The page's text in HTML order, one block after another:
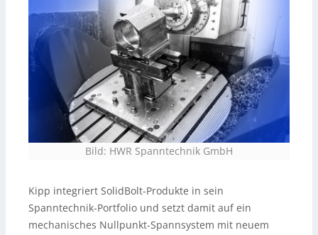
Bild: HWR Spanntechnik GmbH
Kipp integriert SolidBolt-Produkte in sein
Spanntechnik-Portfolio und setzt damit auf ein
mechanisches Nullpunkt-Spannsystem mit neuem